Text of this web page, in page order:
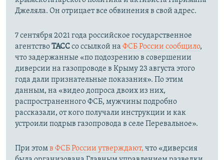
Джеляла. Он отрицает все обвинения в свой адрес.
7 сентября 2021 года российское государственное
агентствоТАССсо ссылкой на ФСБ России сообщило,
что задержанные «по подозрению в совершении
диверсии на газопроводе в Крыму 23 августа этого
года дали признательные показания». По этим
данным, на «видео допроса двоих из них,
распространенного ФСБ, мужчины подробно
рассказали, от кого получали инструкции и как
устроили подрыв газопровода в селе Перевальное».
При этомв ФСБ России утверждают, что «диверсия